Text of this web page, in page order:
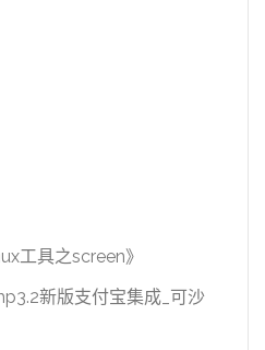
工具之screen》
新版支付宝集成_可沙